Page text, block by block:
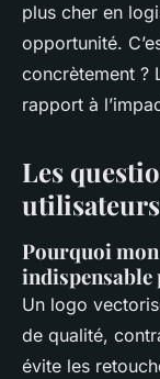
plus cher en
opportunité.
concrètement ?
rapport à
Les
utilisateurs
Pourquoi
indispensable
Un logo
de qualité,
évite les